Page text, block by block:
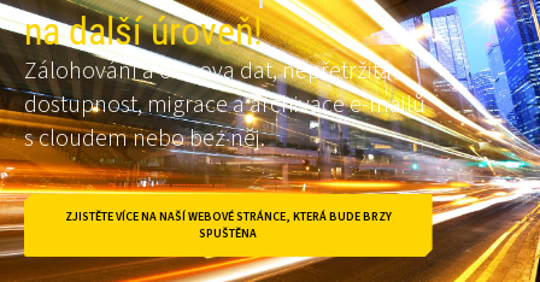
na další úroveň!
Zálohování a obnova dat, nepřetržitá
dostupnost, migrace a archivace e-mailů
s cloudem nebo bez něj.
ZJISTĚTE VÍCE NA NAŠÍ WEBOVÉ STRÁNCE, KTERÁ BUDE BRZY
SPUŠTĚNA